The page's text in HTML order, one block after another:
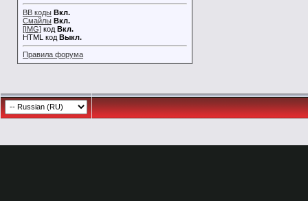
BB коды Вкл.
Смайлы Вкл.
[IMG] код Вкл.
HTML код Выкл.
Правила форума